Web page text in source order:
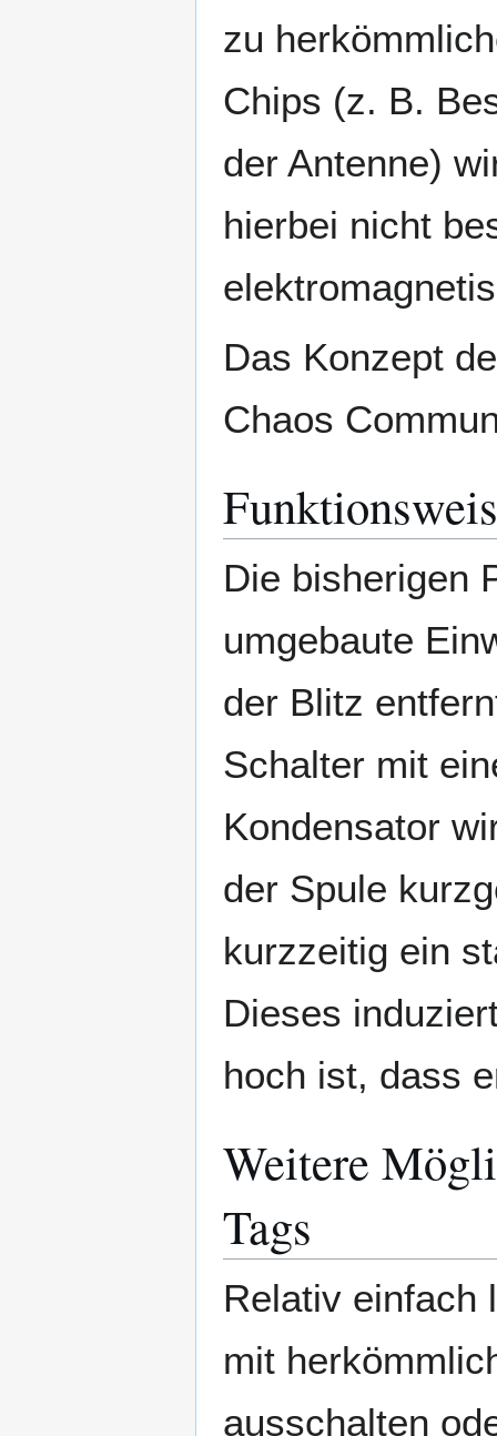
zu
Chips (z. B.
der Antenne)
hierbei nicht
Das Konzept
Chaos
Die bisherigen
umgebaute
der Blitz
Schalter mit
Kondensator
der Spule
kurzzeitig ein
Dieses
hoch ist, dass
Weitere
Tags
Relativ einfach
mit
ausschalten